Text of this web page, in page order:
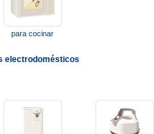
para cocinar
electrodomésticos